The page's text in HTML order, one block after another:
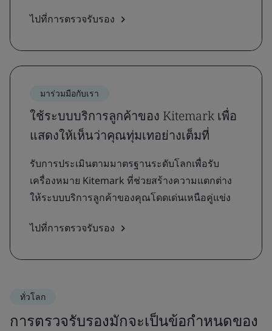
ไปที่การตรวจรับรอง
มาร่วมมือกับเรา
ใช้ระบบบริการลูกค้าของ Kitemark เพื่อ
แสดงให้เห็นว่าคุณทุ่มเทอย่างเต็มที่
รับการประเมินตามมาตรฐานระดับโลกเพื่อรับ
เครื่องหมาย Kitemark ที่ช่วยสร้างความแตกต่าง
ให้ระบบบริการลูกค้าของคุณโดดเด่นเหนือคู่แข่ง
ไปที่การตรวจรับรอง
ทั่วโลก
การตรวจรับรองมักจะเป็นข้อกำหนดของ